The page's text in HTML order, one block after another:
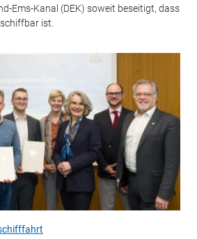
Ems-Kanal (DEK) soweit beseitigt, dass
ist.